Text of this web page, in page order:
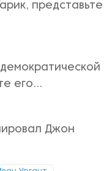
представьте
его...
Джон